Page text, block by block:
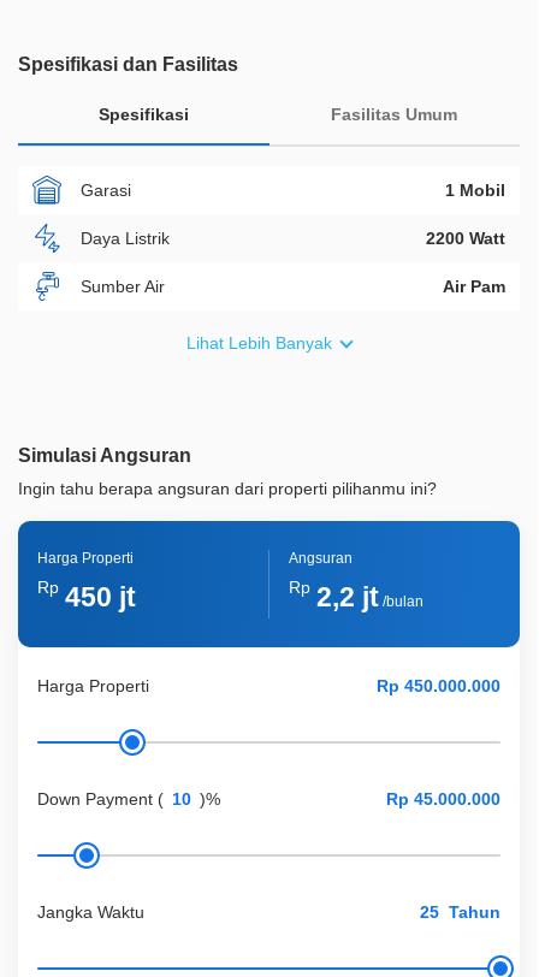
Spesifikasi dan Fasilitas
Spesifikasi Fasilitas Umum
Garasi 1 Mobil
Daya Listrik 2200 Watt
Sumber Air Air Pam
ID Properti
Lihat Lebih Banyak
Simulasi Angsuran
Ingin tahu berapa angsuran dari properti pilihanmu ini?
Harga Properti
Down Payment ( )%
Jangka Waktu Tahun
Harga Properti
Rp 450 jt
Angsuran
Rp 2,2 jt/bulan